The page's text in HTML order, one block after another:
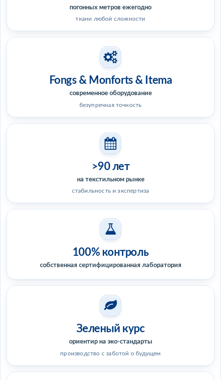
погонных метров ежегодно
ткани любой сложности
Fongs & Monforts & Itema
современное оборудование
безупречная точность
>90 лет
на текстильном рынке
стабильность и экспертиза
100% контроль
собственная сертифицированная лаборатория
Зеленый курс
ориентир на эко-стандарты
производство с заботой о будущем